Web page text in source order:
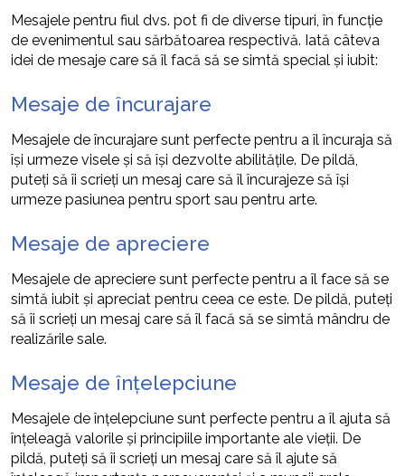
Mesajele pentru fiul dvs. pot fi de diverse tipuri, în funcție
de evenimentul sau sărbătoarea respectivă. Iată câteva
idei de mesaje care să îl facă să se simtă special și iubit:
Mesaje de încurajare
Mesajele de încurajare sunt perfecte pentru a îl încuraja să
își urmeze visele și să își dezvolte abilitățile. De pildă,
puteți să îi scrieți un mesaj care să îl încurajeze să își
urmeze pasiunea pentru sport sau pentru arte.
Mesaje de apreciere
Mesajele de apreciere sunt perfecte pentru a îl face să se
simtă iubit și apreciat pentru ceea ce este. De pildă, puteți
să îi scrieți un mesaj care să îl facă să se simtă mândru de
realizările sale.
Mesaje de înțelepciune
Mesajele de înțelepciune sunt perfecte pentru a îl ajuta să
înțeleagă valorile și principiile importante ale vieții. De
pildă, puteți să îi scrieți un mesaj care să îl ajute să